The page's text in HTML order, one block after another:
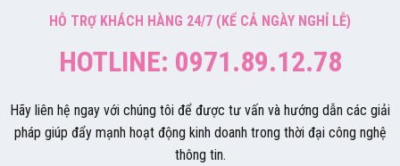
HỖ TRỢ KHÁCH HÀNG 24/7 (KỂ CẢ NGÀY NGHỈ LỄ)
HOTLINE: 0971.89.12.78
Hãy liên hệ ngay với chúng tôi để được tư vấn và hướng dẫn các giải
pháp giúp đẩy mạnh hoạt động kinh doanh trong thời đại công nghệ
thông tin.